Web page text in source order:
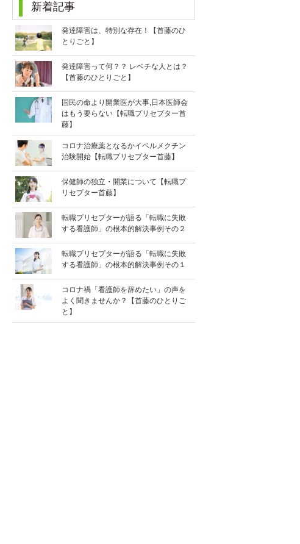
新着記事
発達障害は、特別な存在！【首藤のひ
とりごと】
発達障害って何？？ レベチな人とは？
【首藤のひとりごと】
国民の命より開業医が大事,日本医師会
はもう要らない【転職プリセプター首
藤】
コロナ治療薬となるかイベルメクチン
治験開始【転職プリセプター首藤】
保健師の独立・開業について【転職プ
リセプター首藤】
転職プリセプターが語る「転職に失敗
する看護師」の根本的解決事例その２
転職プリセプターが語る「転職に失敗
する看護師」の根本的解決事例その１
コロナ禍「看護師を辞めたい」の声を
よく聞きませんか？【首藤のひとりご
と】